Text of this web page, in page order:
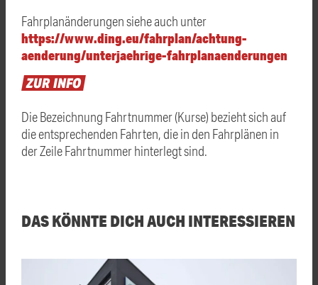
Fahrplanänderungen siehe auch unter
https://www.ding.eu/fahrplan/achtung-
aenderung/unterjaehrige-fahrplanaenderungen
ZURINFO
Die Bezeichnung Fahrtnummer (Kurse) bezieht sich auf
die entsprechenden Fahrten, die in den Fahrplänen in
der Zeile Fahrtnummer hinterlegt sind.
DAS KÖNNTE DICH AUCH INTERESSIEREN